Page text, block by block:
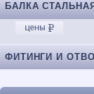
БАЛКА
ФИТИНГИ И